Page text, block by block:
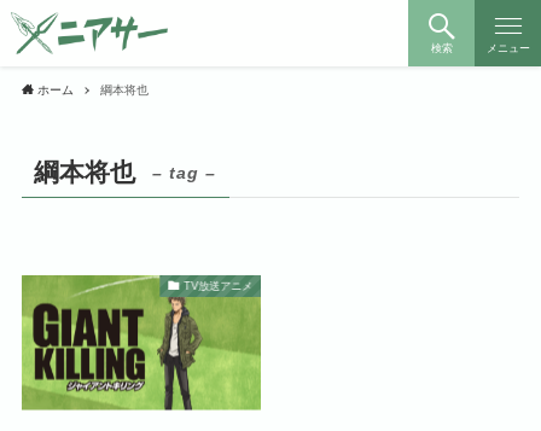
検索 メニュー
ホーム 綱本将也
綱本将也 – tag –
TV放送アニメ